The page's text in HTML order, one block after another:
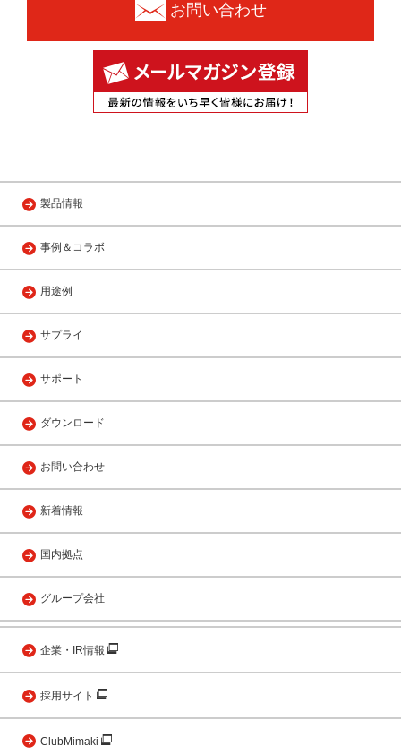
お問い合わせ
製品情報
事例＆コラボ
用途例
サプライ
サポート
ダウンロード
お問い合わせ
新着情報
国内拠点
グループ会社
企業・IR情報
採用サイト
ClubMimaki